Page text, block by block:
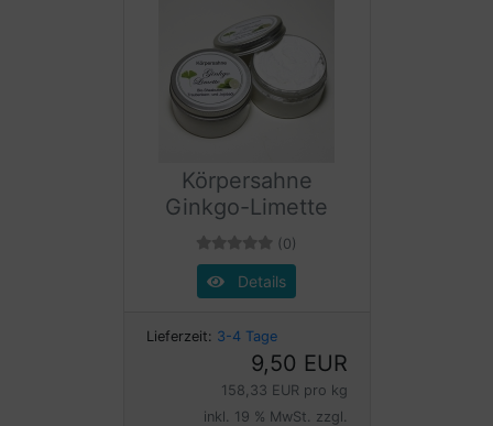
Körpersahne
Ginkgo-Limette
(0)
Details
Lieferzeit: 3-4 Tage
9,50 EUR
158,33 EUR pro kg
inkl. 19 % MwSt. zzgl.